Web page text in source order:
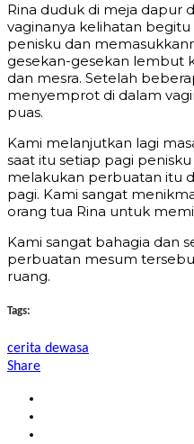
Rina duduk di meja dapur
vaginanya kelihatan
penisku dan
gesekan-gesekan lembut
dan mesra. Setelah
menyemprot di dalam
puas.
Kami melanjutkan lagi
saat itu setiap pagi
melakukan perbuatan itu
pagi. Kami sangat
orang tua Rina untuk
Kami sangat bahagia dan
perbuatan mesum
ruang.
Tags:
cerita dewasa
Share